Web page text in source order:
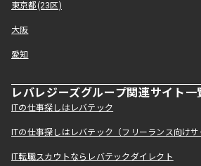
東京都(23区)
大阪
愛知
レバレジーズグループ関連サイト一
ITの仕事探しはレバテック
ITの仕事探しはレバテック（フリーランス向けサ
IT転職スカウトならレバテックダイレクト